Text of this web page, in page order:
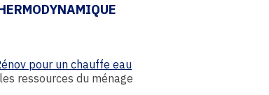
pour un chauffe eau
ressources du ménage